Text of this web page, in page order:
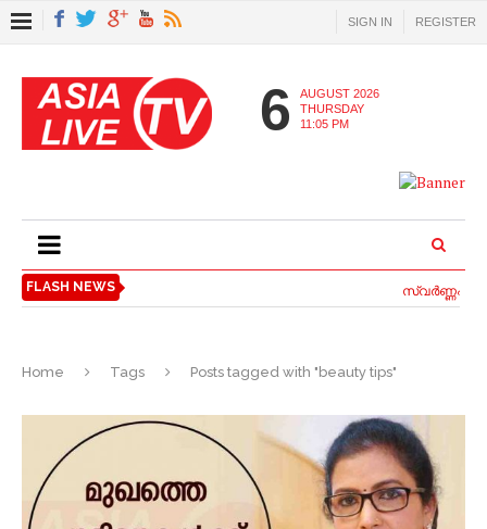
SIGN IN REGISTER
6
AUGUST 2026
THURSDAY
11:05 PM
FLASH NEWS
Home Tags Posts tagged with "beauty tips"